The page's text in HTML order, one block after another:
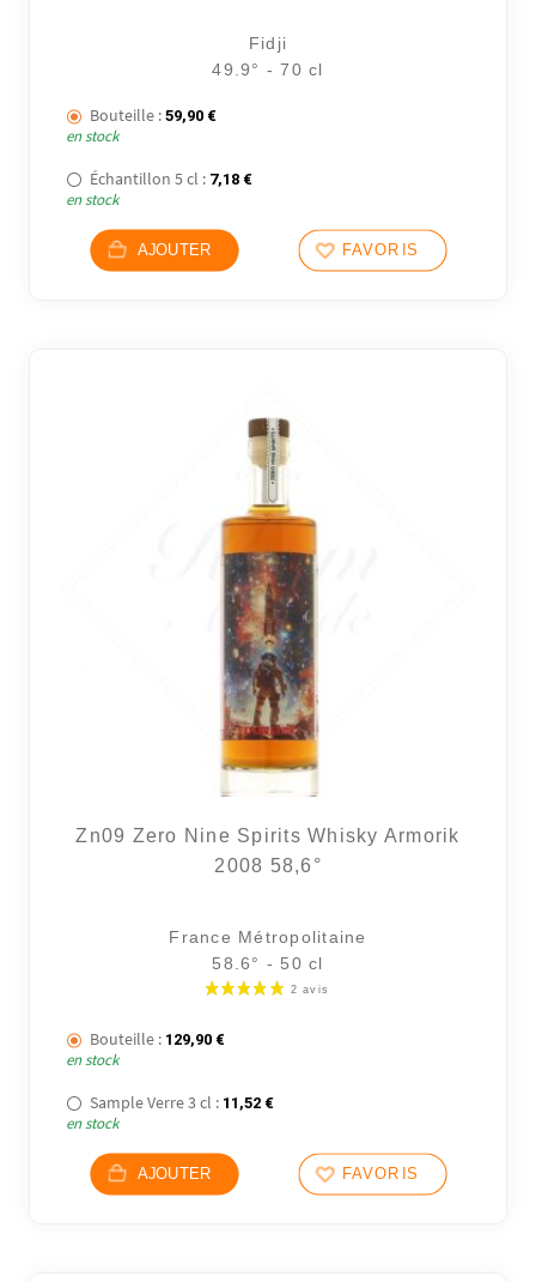
Fidji
49.9° - 70 cl
Bouteille : 59,90 €
en stock
Échantillon 5 cl : 7,18 €
en stock
AJOUTER FAVORIS
Zn09 Zero Nine Spirits Whisky Armorik
2008 58,6°
France Métropolitaine
58.6° - 50 cl
Bouteille : 129,90 €
en stock
Sample Verre 3 cl : 11,52 €
en stock
AJOUTER FAVORIS